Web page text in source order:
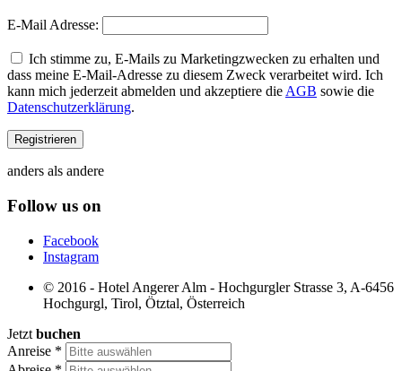
E-Mail Adresse:
Ich stimme zu, E-Mails zu Marketingzwecken zu erhalten und
dass meine E-Mail-Adresse zu diesem Zweck verarbeitet wird. Ich
kann mich jederzeit abmelden und akzeptiere die AGB sowie die
Datenschutzerklärung.
anders als andere
Follow us on
Facebook
Instagram
© 2016 - Hotel Angerer Alm - Hochgurgler Strasse 3, A-6456
Hochgurgl, Tirol, Ötztal, Österreich
Jetzt buchen
Anreise *